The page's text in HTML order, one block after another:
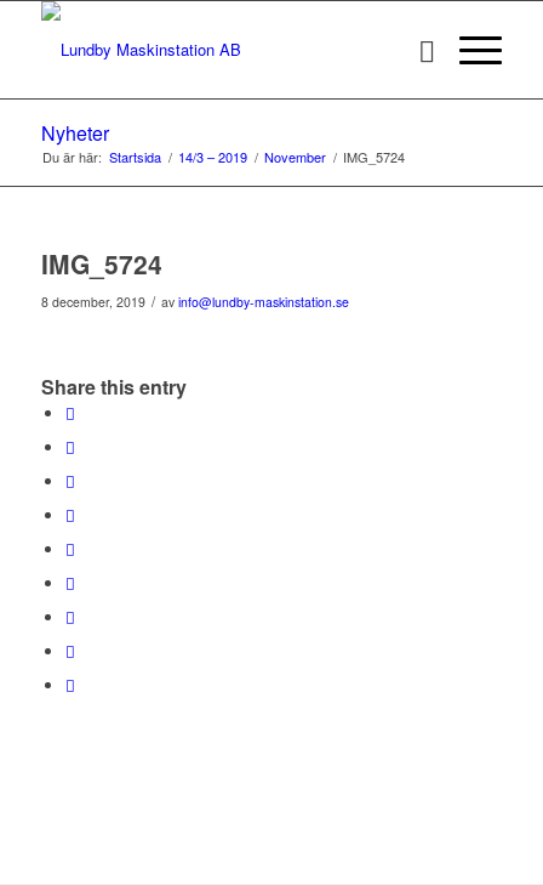
Nyheter
Du är här: Startsida / 14/3 – 2019 / November / IMG_5724
IMG_5724
8 december, 2019 / av info@lundby-maskinstation.se
Share this entry